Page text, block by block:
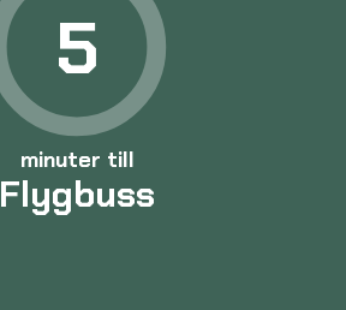
5
minuter till
Flygbuss